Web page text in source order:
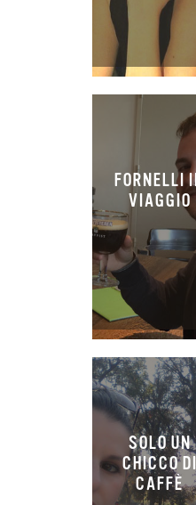
FORNELLI
VIAGGIO
SOLO UN
CHICCO DI
CAFFÈ